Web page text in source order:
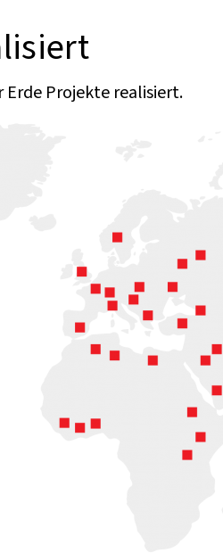
Erde Projekte realisiert.